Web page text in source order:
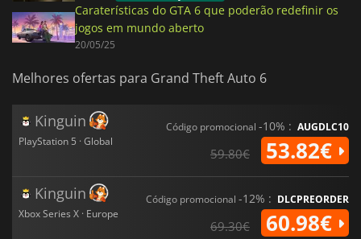
Caraterísticas do GTA 6 que poderão redefinir os
jogos em mundo aberto
20/05/25
Melhores ofertas para Grand Theft Auto 6
Kinguin
PlayStation 5 · Global
Código promocional -10% : AUGDLC10
59.80€ 53.82€
Kinguin
Xbox Series X · Europe
Código promocional -12% : DLCPREORDER
69.30€ 60.98€